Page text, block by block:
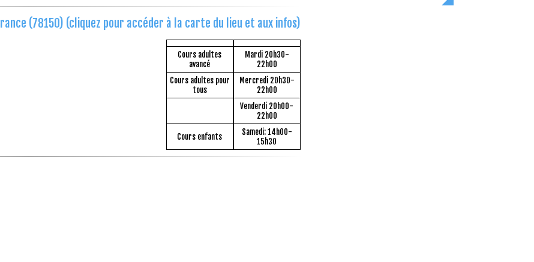
(78150) (cliquez pour accéder à la carte du lieu et aux infos)
Cours adultes
avancé
Mardi 20h30-
22h00
Cours adultes pour
tous
Mercredi 20h30-
22h00
Venderdi 20h00-
22h00
Cours enfants
Samedi: 14h00-
15h30